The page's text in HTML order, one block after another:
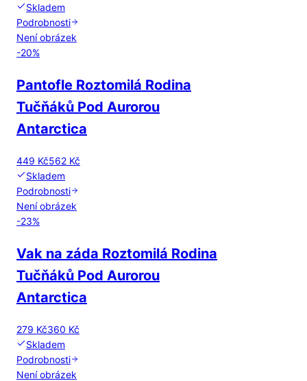
Skladem
Podrobnosti
Není obrázek
-20%
Pantofle Roztomilá Rodina
Tučňáků Pod Aurorou
Antarctica
449 Kč562 Kč
Skladem
Podrobnosti
Není obrázek
-23%
Vak na záda Roztomilá Rodina
Tučňáků Pod Aurorou
Antarctica
279 Kč360 Kč
Skladem
Podrobnosti
Není obrázek